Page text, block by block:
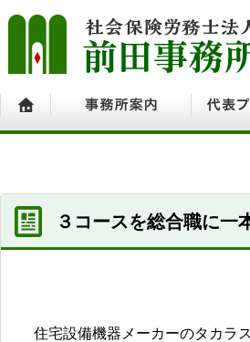
３コースを総合職に
住宅設備機器メーカーのタカラ